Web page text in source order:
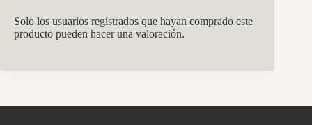
Solo los usuarios registrados que hayan comprado este
producto pueden hacer una valoración.
Asistente virtual · En línea